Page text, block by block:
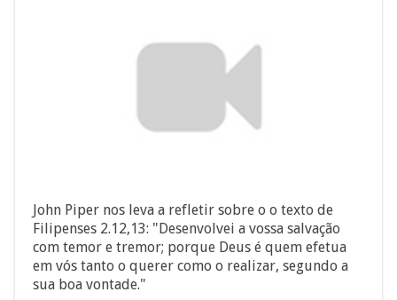
John Piper nos leva a refletir sobre o o texto de
Filipenses 2.12,13: "Desenvolvei a vossa salvação
com temor e tremor; porque Deus é quem efetua
em vós tanto o querer como o realizar, segundo a
sua boa vontade."